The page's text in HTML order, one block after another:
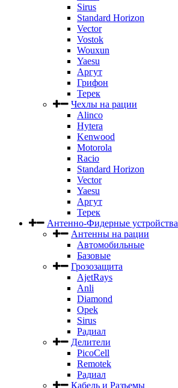
Sirus
Standard Horizon
Vector
Vostok
Wouxun
Yaesu
Аргут
Грифон
Терек
Чехлы на рации
Alinco
Hytera
Kenwood
Motorola
Racio
Standard Horizon
Vector
Yaesu
Аргут
Терек
Антенно-Фидерные устройства
Антенны на рации
Автомобильные
Базовые
Грозозащита
AjetRays
Anli
Diamond
Opek
Sirus
Радиал
Делители
PicoCell
Remotek
Радиал
Кабель и Разъемы